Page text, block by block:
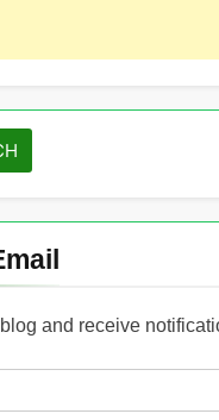
and receive